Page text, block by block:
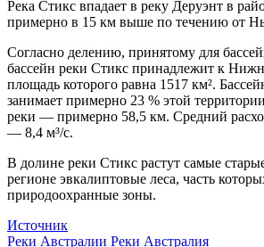
Река Стикс впадает в реку Деруэнт в
примерно в 15 км выше по течению от
Согласно делению, принятому для
бассейн реки Стикс принадлежит к
площадь которого равна 1517 км².
занимает примерно 23 % этой
реки — примерно 58,5 км. Средний
— 8,4 м³/c.
В долине реки Стикс растут самые
регионе эвкалиптовые леса, часть
природоохранные зоны.
Источник
Реки Австралии Реки Австралия